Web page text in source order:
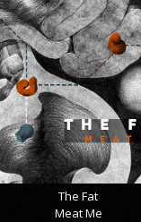
The Fat
Meat Me